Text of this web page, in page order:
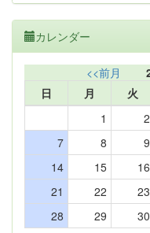
カレンダー
<<前月
日
月 火
1
2
7
8 9
14
15 16
21
22 23
28
29 30